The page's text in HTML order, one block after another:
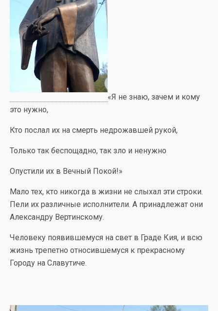
«Я не знаю, зачем и кому
это нужно,
Кто послал их на смерть недрожавшей рукой,
Только так беспощадно, так зло и ненужно
Опустили их в Вечный Покой!»
Мало тех, кто никогда в жизни не слыхал эти строки.
Пели их различные исполнители. А принадлежат они
Александру Вертинскому.
Человеку появившемуся на свет в Граде Кия, и всю
жизнь трепетно относившемуся к прекрасному
Городу на Славутиче.